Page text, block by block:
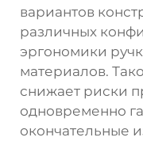
вариантов
различных
эргономики
материалов.
снижает риски
одновременно
окончательные